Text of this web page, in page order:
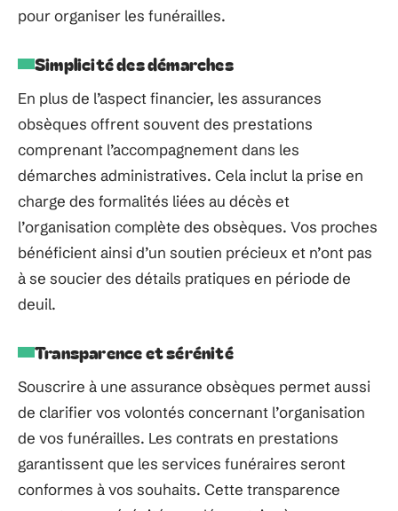
pour organiser les funérailles.
Simplicité des démarches
En plus de l’aspect financier, les assurances
obsèques offrent souvent des prestations
comprenant l’accompagnement dans les
démarches administratives. Cela inclut la prise en
charge des formalités liées au décès et
l’organisation complète des obsèques. Vos proches
bénéficient ainsi d’un soutien précieux et n’ont pas
à se soucier des détails pratiques en période de
deuil.
Transparence et sérénité
Souscrire à une assurance obsèques permet aussi
de clarifier vos volontés concernant l’organisation
de vos funérailles. Les contrats en prestations
garantissent que les services funéraires seront
conformes à vos souhaits. Cette transparence